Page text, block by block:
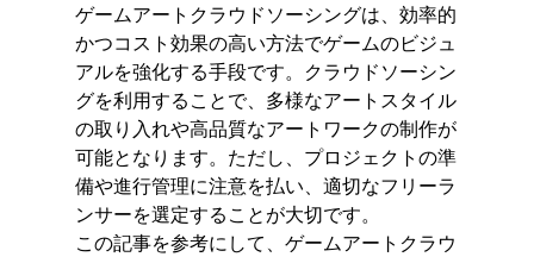
ゲームアートクラウドソーシングは、効率的
かつコスト効果の高い方法でゲームのビジュ
アルを強化する手段です。クラウドソーシン
グを利用することで、多様なアートスタイル
の取り入れや高品質なアートワークの制作が
可能となります。ただし、プロジェクトの準
備や進行管理に注意を払い、適切なフリーラ
ンサーを選定することが大切です。
この記事を参考にして、ゲームアートクラウ